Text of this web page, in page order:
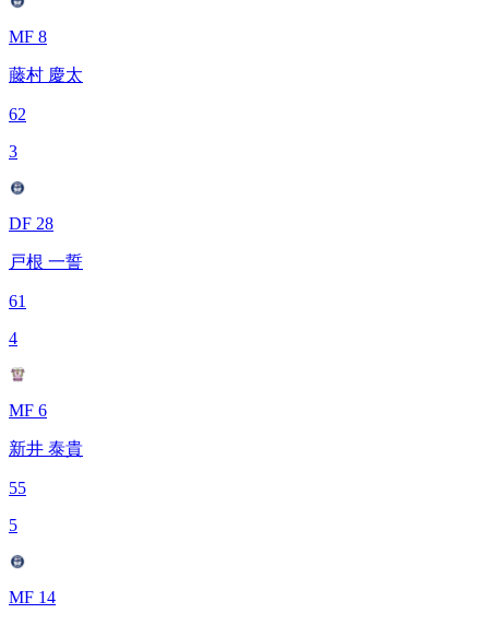
MF 8
藤村 慶太
62
3
DF 28
戸根 一誓
61
4
MF 6
新井 泰貴
55
5
MF 14